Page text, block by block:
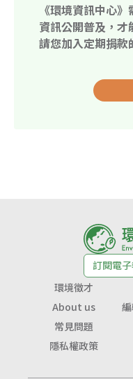
《環境資訊中心
資訊公開普及，
請您加入定期捐款
訂閱電
環境徵才
About us
常見問題
隱私權政策